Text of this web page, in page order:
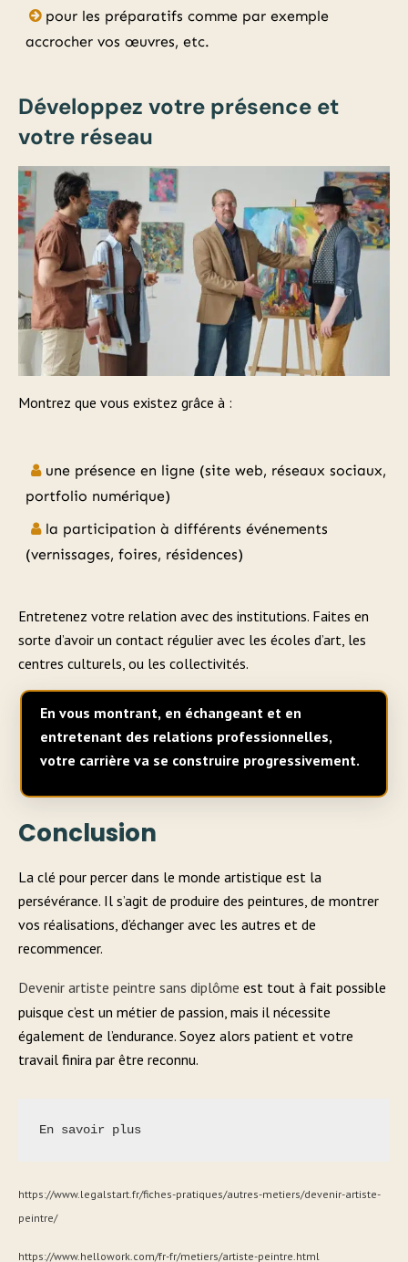
pour les préparatifs comme par exemple
accrocher vos œuvres, etc.
Développez votre présence et
votre réseau
Montrez que vous existez grâce à :
une présence en ligne (site web, réseaux sociaux,
portfolio numérique)
la participation à différents événements
(vernissages, foires, résidences)
Entretenez votre relation avec des institutions. Faites en
sorte d’avoir un contact régulier avec les écoles d’art, les
centres culturels, ou les collectivités.
En vous montrant, en échangeant et en
entretenant des relations professionnelles,
votre carrière va se construire progressivement.
Conclusion
La clé pour percer dans le monde artistique est la
persévérance. Il s’agit de produire des peintures, de montrer
vos réalisations, d’échanger avec les autres et de
recommencer.
Devenir artiste peintre sans diplôme est tout à fait possible
puisque c’est un métier de passion, mais il nécessite
également de l’endurance. Soyez alors patient et votre
travail finira par être reconnu.
En savoir plus
https://www.legalstart.fr/fiches-pratiques/autres-metiers/devenir-artiste-
peintre/
https://www.hellowork.com/fr-fr/metiers/artiste-peintre.html